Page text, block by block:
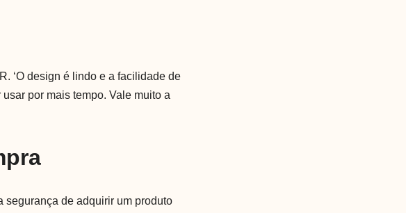
‘O design é lindo e a facilidade de
por mais tempo. Vale muito a
segurança de adquirir um produto